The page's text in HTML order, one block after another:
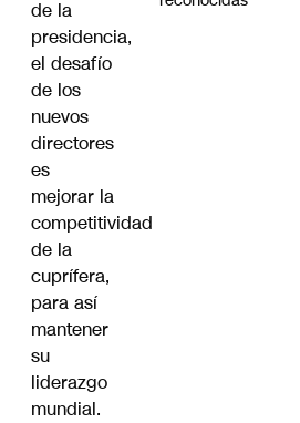
de la
presidencia,
el desafío
de los
nuevos
directores
es
mejorar la
competitividad
de la
cuprífera,
para así
mantener
su
liderazgo
mundial.